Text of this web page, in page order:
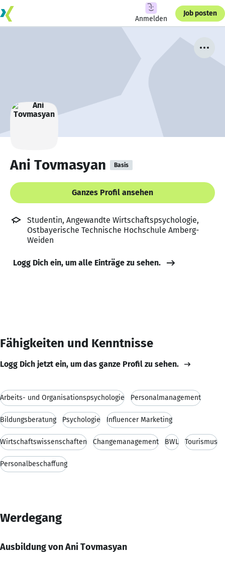
Anmelden
Job posten
Ani Tovmasyan Basis
Ganzes Profil ansehen
Studentin, Angewandte Wirtschaftspsychologie,
Ostbayerische Technische Hochschule Amberg-
Weiden
Logg Dich ein, um alle Einträge zu sehen.
Fähigkeiten und Kenntnisse
Logg Dich jetzt ein, um das ganze Profil zu sehen.
Arbeits- und Organisationspsychologie Personalmanagement
Bildungsberatung Psychologie Influencer Marketing
Wirtschaftswissenschaften Changemanagement BWL Tourismus
Personalbeschaffung
Werdegang
Ausbildung von Ani Tovmasyan